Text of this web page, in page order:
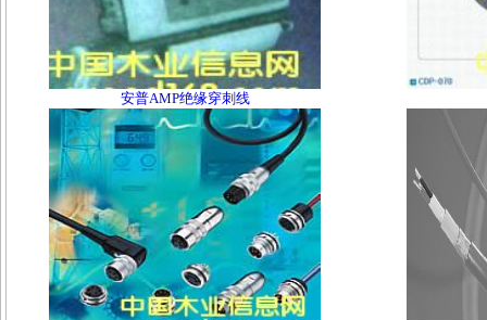
安普AMP绝缘穿刺线